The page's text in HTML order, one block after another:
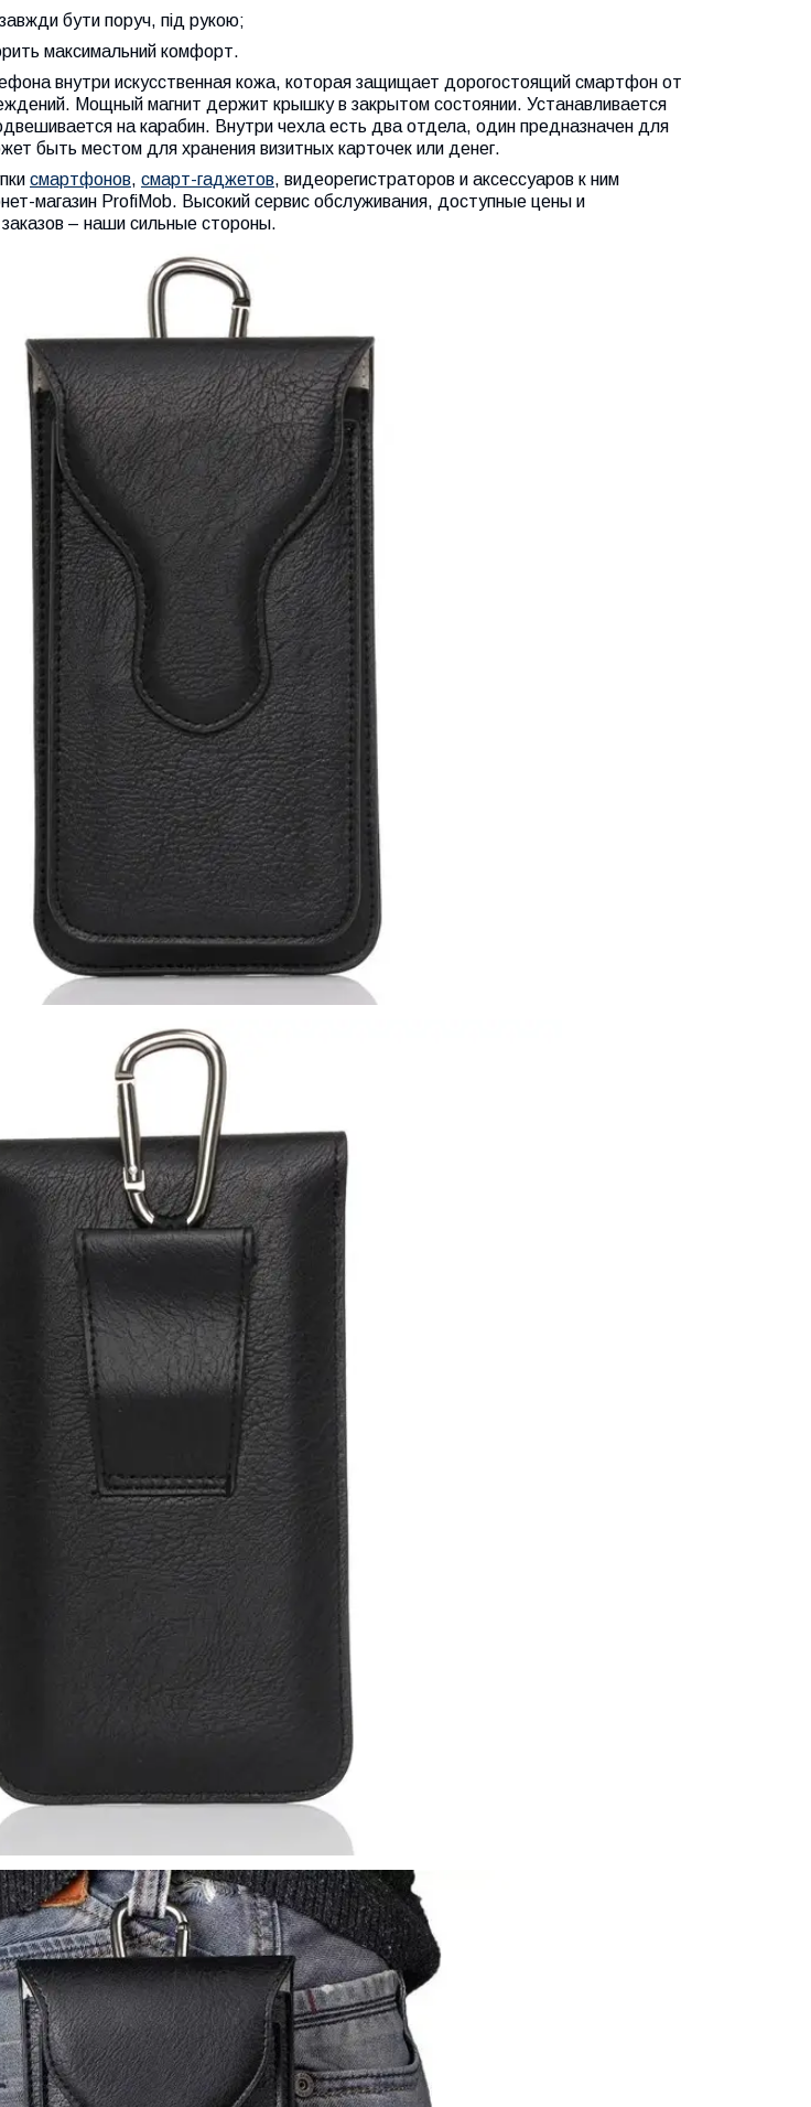
бути поруч, під рукою;
максимальний комфорт.
внутри искусственная кожа, которая защищает дорогостоящий смартфон от
Мощный магнит держит крышку в закрытом состоянии. Устанавливается
на карабин. Внутри чехла есть два отдела, один предназначен для
быть местом для хранения визитных карточек или денег.
смартфонов, смарт-гаджетов, видеорегистраторов и аксессуаров к ним
магазин ProfiMob. Высокий сервис обслуживания, доступные цены и
– наши сильные стороны.